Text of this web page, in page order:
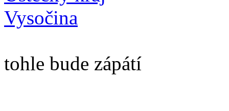
Vysočina
tohle bude zápátí